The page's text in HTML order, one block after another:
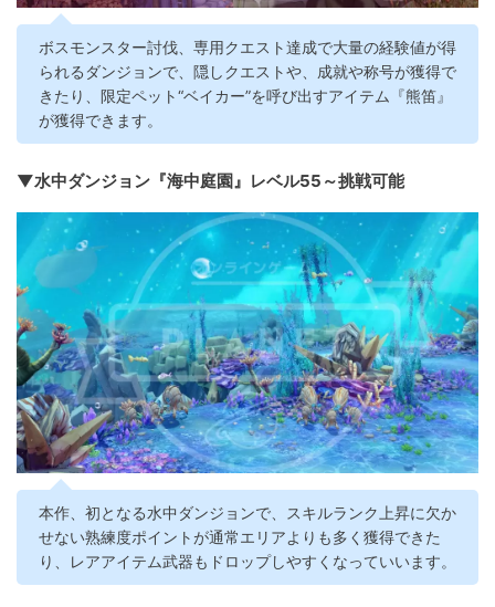
ボスモンスター討伐、専用クエスト達成で大量の経験値が得
られるダンジョンで、隠しクエストや、成就や称号が獲得で
きたり、限定ペット“ベイカー”を呼び出すアイテム『熊笛』
が獲得できます。
▼水中ダンジョン『海中庭園』レベル55～挑戦可能
本作、初となる水中ダンジョンで、スキルランク上昇に欠か
せない熟練度ポイントが通常エリアよりも多く獲得できた
り、レアアイテム武器もドロップしやすくなっていいます。